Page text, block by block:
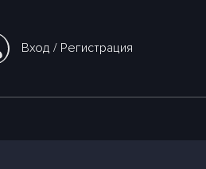
Вход / Регистрация